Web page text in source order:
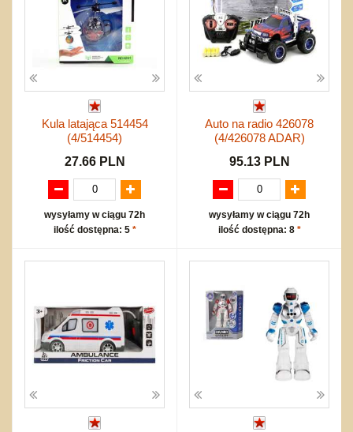
Kula latająca 514454
(4/514454)
27.66 PLN
wysyłamy w ciągu 72h
ilość dostępna: 5 *
Auto na radio 426078
(4/426078 ADAR)
95.13 PLN
wysyłamy w ciągu 72h
ilość dostępna: 8 *